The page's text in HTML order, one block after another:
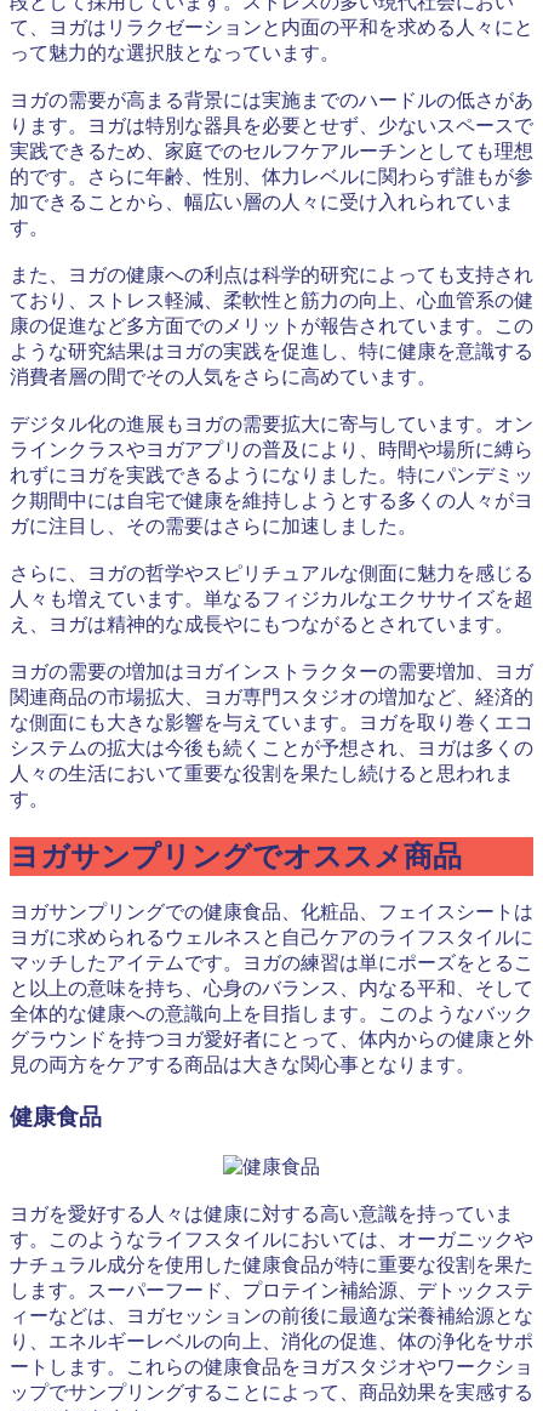
て、ヨガはリラクゼーションと内面の平和を求める人々にと
って魅力的な選択肢となっています。
ヨガの需要が高まる背景には実施までのハードルの低さがあ
ります。ヨガは特別な器具を必要とせず、少ないスペースで
実践できるため、家庭でのセルフケアルーチンとしても理想
的です。さらに年齢、性別、体力レベルに関わらず誰もが参
加できることから、幅広い層の人々に受け入れられていま
す。
また、ヨガの健康への利点は科学的研究によっても支持され
ており、ストレス軽減、柔軟性と筋力の向上、心血管系の健
康の促進など多方面でのメリットが報告されています。この
ような研究結果はヨガの実践を促進し、特に健康を意識する
消費者層の間でその人気をさらに高めています。
デジタル化の進展もヨガの需要拡大に寄与しています。オン
ラインクラスやヨガアプリの普及により、時間や場所に縛ら
れずにヨガを実践できるようになりました。特にパンデミッ
ク期間中には自宅で健康を維持しようとする多くの人々がヨ
ガに注目し、その需要はさらに加速しました。
さらに、ヨガの哲学やスピリチュアルな側面に魅力を感じる
人々も増えています。単なるフィジカルなエクササイズを超
え、ヨガは精神的な成長やにもつながるとされています。
ヨガの需要の増加はヨガインストラクターの需要増加、ヨガ
関連商品の市場拡大、ヨガ専門スタジオの増加など、経済的
な側面にも大きな影響を与えています。ヨガを取り巻くエコ
システムの拡大は今後も続くことが予想され、ヨガは多くの
人々の生活において重要な役割を果たし続けると思われま
す。
ヨガサンプリングでオススメ商品
ヨガサンプリングでの健康食品、化粧品、フェイスシートは
ヨガに求められるウェルネスと自己ケアのライフスタイルに
マッチしたアイテムです。ヨガの練習は単にポーズをとるこ
と以上の意味を持ち、心身のバランス、内なる平和、そして
全体的な健康への意識向上を目指します。このようなバック
グラウンドを持つヨガ愛好者にとって、体内からの健康と外
見の両方をケアする商品は大きな関心事となります。
健康食品
ヨガを愛好する人々は健康に対する高い意識を持っていま
す。このようなライフスタイルにおいては、オーガニックや
ナチュラル成分を使用した健康食品が特に重要な役割を果た
します。スーパーフード、プロテイン補給源、デトックステ
ィーなどは、ヨガセッションの前後に最適な栄養補給源とな
り、エネルギーレベルの向上、消化の促進、体の浄化をサポ
ートします。これらの健康食品をヨガスタジオやワークショ
ップでサンプリングすることによって、商品効果を実感する